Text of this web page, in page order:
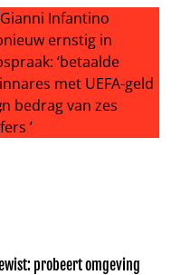
probeert omgeving